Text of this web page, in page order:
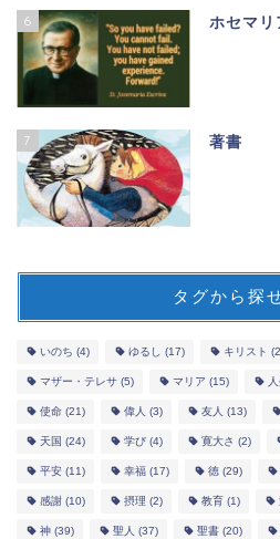
6 ホセマリ
7 著書
タグから探
いのち (4) ゆるし (17) キリスト
マザー・テレサ (5) マリア (15)
使命 (21) 偉人 (3) 友人 (13)
天国 (24) 学び (4) 寛大さ (2)
平安 (11) 幸福 (17) 徳 (29)
感謝 (10) 摂理 (2) 教育 (1)
神 (39) 聖人 (37) 聖書 (20)